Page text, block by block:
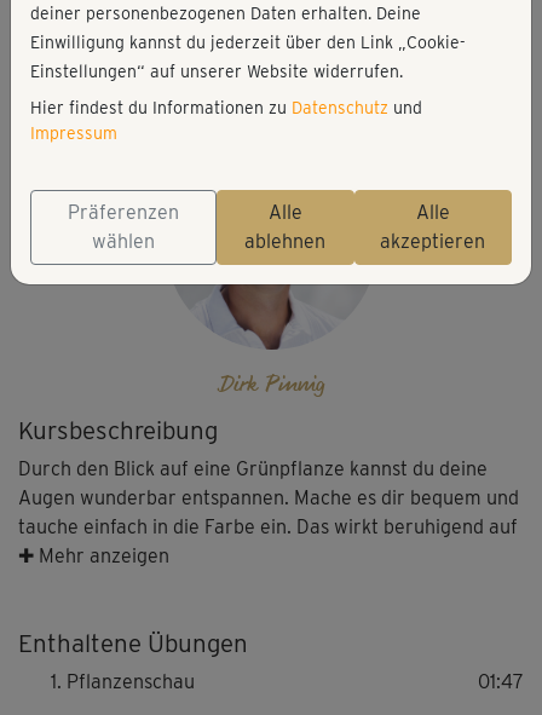
Kursbeschreibung
Durch den Blick auf eine Grünpflanze kannst du deine
Augen wunderbar entspannen. Mache es dir bequem und
tauche einfach in die Farbe ein. Das wirkt beruhigend auf
deine Augen, ohne dich zu ermüden. Jetzt bist du wieder
✚ Mehr anzeigen
Enthaltene Übungen
Pflanzenschau 01:47
1 kcal
Dirk Pinnig
Grünpflanze
Dirk Pinnig
deiner personenbezogenen Daten erhalten. Deine
Einwilligung kannst du jederzeit über den Link „Cookie-
Einstellungen“ auf unserer Website widerrufen.
Hier findest du Informationen zu Datenschutz und
Impressum
Präferenzen
wählen
Alle
ablehnen
Alle
akzeptieren